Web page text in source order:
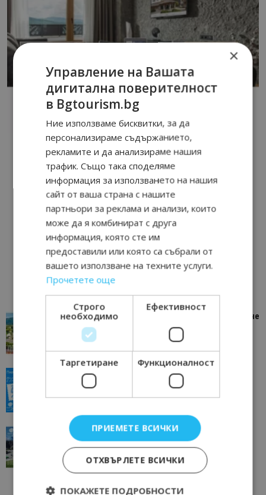
“Пощенска картичка от…”: Петрич – Изживяване
отвъд очакваното
Петрич
“Пощенска картичка от…”: Пловдив, градът на
всички времена
Пловдив 23/06/2026 10:00
“Пощенска картичка от…”: Перник – град на
традициите, културата и вдъхновяващите...
Перник 17/06/2026 09:01
×
Управление на Вашата
дигитална поверителност
в Bgtourism.bg
Ние използваме бисквитки, за да
персонализираме съдържанието,
рекламите и да анализираме нашия
трафик. Също така споделяме
информация за използването на нашия
сайт от ваша страна с нашите
партньори за реклама и анализи, които
може да я комбинират с друга
информация, която сте им
предоставили или която са събрали от
вашето използване на техните услуги.
Прочетете още
Строго
необходимо
Ефективност
Таргетиране Функционалност
ПРИЕМЕТЕ ВСИЧКИ
ОТХВЪРЛЕТЕ ВСИЧКИ
ПОКАЖЕТЕ ПОДРОБНОСТИ